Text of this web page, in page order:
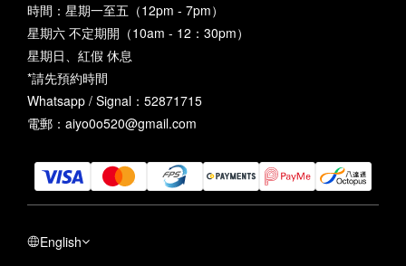
時間：星期一至五（12pm - 7pm）
星期六 不定期開（10am - 12：30pm）
星期日、紅假 休息
*請先預約時間
Whatsapp / Signal：52871715
電郵：aiyo0o520@gmail.com
English